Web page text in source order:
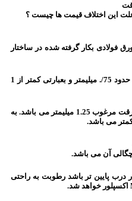
این اختلاف قیمت ها چیست ؟
بکار گرفته شده در ساختار
ورق درب های ضد سرقت ارزان قیمت حدود 75/. میلیمتر و بعبارتی کمتر از 1
در حالیکه ورق فولادی در دربهای ضد سرقت مرغوب 1.25 میلیمتر می باشد. به
می باشد.
آن می باشد.
درب پایین تر باشد رطوبت به راحتی